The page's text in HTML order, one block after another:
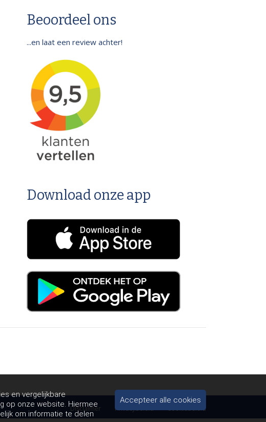
Beoordeel ons
...en laat een review achter!
Download onze app
Disclaimer Privacybeleid Cookiebeleid
en vergelijkbare
op onze website. Hiermee
om informatie te delen
Accepteer alle cookies